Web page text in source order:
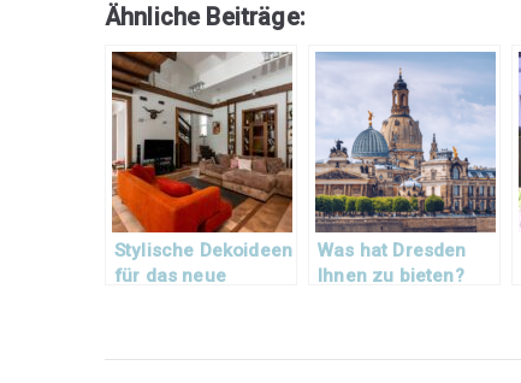
Ähnliche Beiträge:
Stylische Dekoideen
für das neue
Was hat Dresden
Ihnen zu bieten?